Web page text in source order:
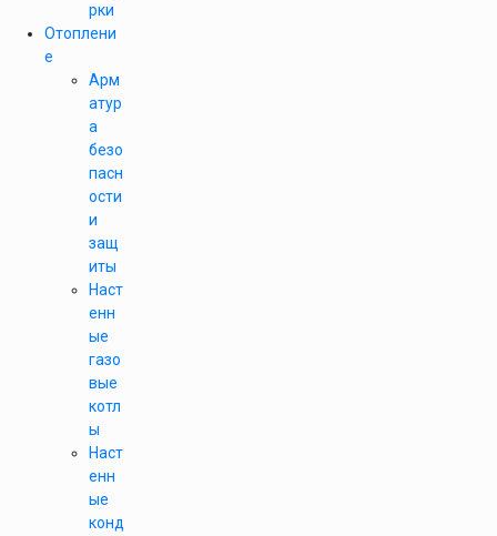
рки
Отоплени
е
Арм
атур
а
безо
пасн
ости
и
защ
иты
Наст
енн
ые
газо
вые
котл
ы
Наст
енн
ые
конд